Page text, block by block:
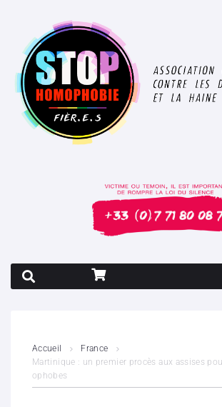
Contenus litigieux
Accueil
France
Martinique : un premier procès aux assises
ophobes